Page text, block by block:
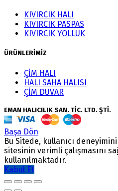
KIVIRCIK HALI
KIVIRCIK PASPAS
KIVIRCIK YOLLUK
ÜRÜNLERİMİZ
ÇİM HALI
HALI SAHA HALISI
ÇİM DUVAR
EMAN HALICILIK SAN. TİC. LTD. ŞTİ.
Başa Dön
Bu Sitede, kullanıcı
sitesinin verimli çalışmasını
kullanılmaktadır.
Kabul Et